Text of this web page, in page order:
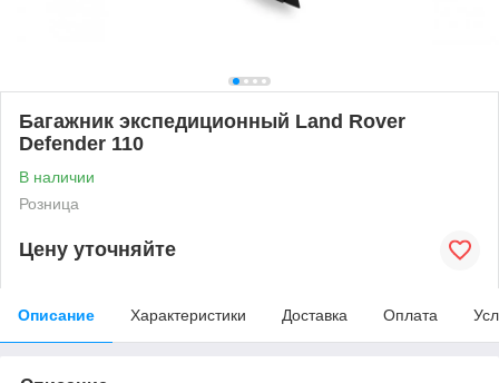
Багажник экспедиционный Land Rover
Defender 110
В наличии
Розница
Цену уточняйте
Описание Характеристики Доставка Оплата